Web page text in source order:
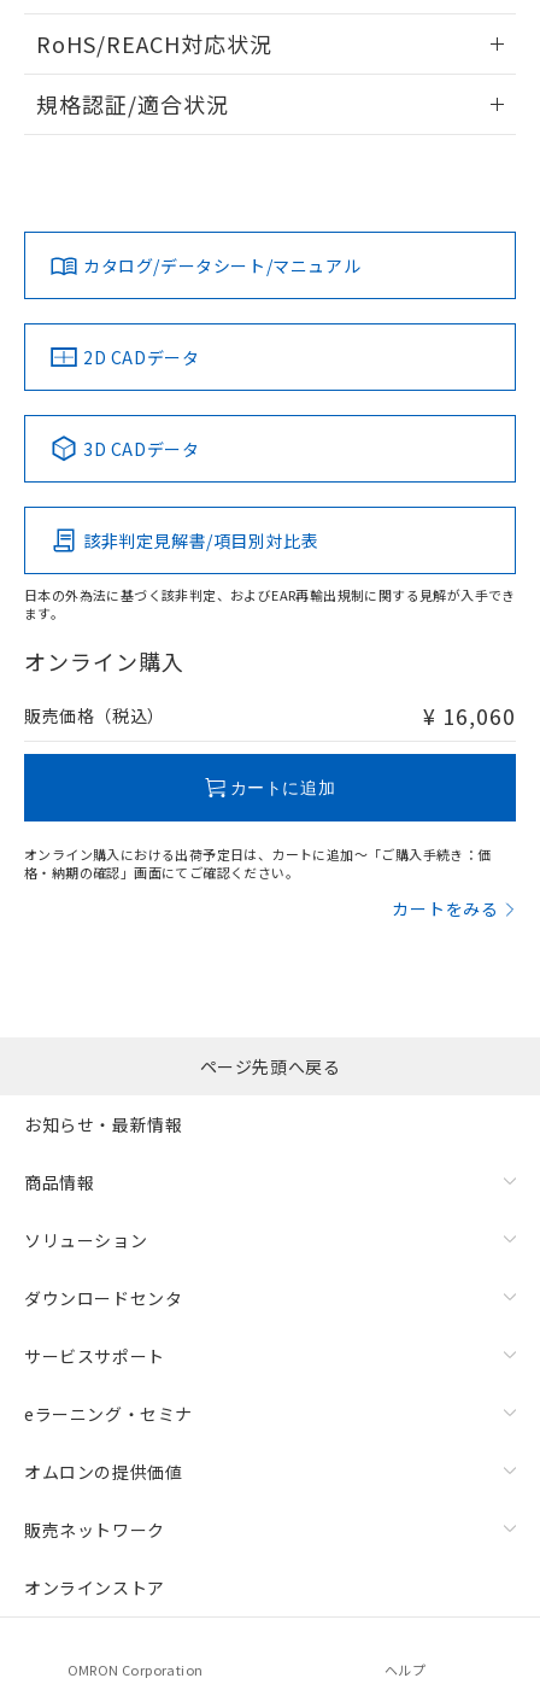
タイムチャート
A: 30mm以上、B: 20mm以上
以上、n: 18mm以上
検出物体の大きさと材質による影響
検出領域
ドすることができます。
ログイン/会員登録
ダウンロードデータをご利用いただく前に、以下を必ずお読
みください。
ソフトウェアの使用条件
RoHS/REACH対応状況
EU RoHS 注意事項・凡例
対応済み
中国 RoHS 注意事項・凡例
Pb Hg Cd Cr(VI)
O
在庫等で未対応品が混在する可能性があります。
問い合わせください。
規格認証/適合状況
LR型式承認
（イギリス
船舶規格）
DNV型式承認
（ノルウェー
BV型式承認
（フランス
KR型式
（韓国
No No No No
この製品の規格認証/適合状況ページへ
その他の認証はこちらのページからご検索ください
カタログ/データシート/マニュアル
2D CADデータ
3D CADデータ
該非判定見解書/項目別対比表
日本の外為法に基づく該非判定、およびEAR再輸出規制に関する見解が入手でき
ます。
オンライン購入
販売価格（税込） ¥ 16,060
カートに追加
オンライン購入における出荷予定日は、カートに追加～「ご購入手続き：価
格・納期の確認」画面にてご確認ください。
カートをみる
ページ先頭へ戻る
お知らせ・最新情報
商品情報
ソリューション
ダウンロードセンタ
サービスサポート
eラーニング・セミナ
オムロンの提供価値
販売ネットワーク
オンラインストア
OMRON Corporation ヘルプ